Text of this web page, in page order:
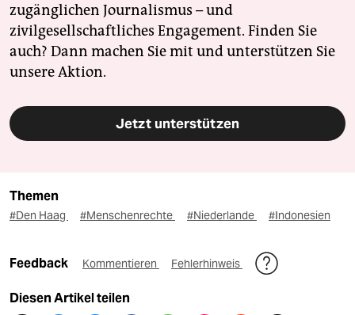
zugänglichen Journalismus – und
zivilgesellschaftliches Engagement. Finden Sie
auch? Dann machen Sie mit und unterstützen Sie
unsere Aktion.
Jetzt unterstützen
Themen
#Den Haag #Menschenrechte #Niederlande #Indonesien
Feedback Kommentieren Fehlerhinweis
Diesen Artikel teilen